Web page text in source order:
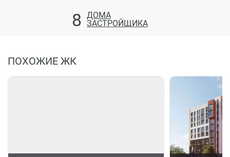
8 ДОМА
ЗАСТРОЙЩИКА
ПОХОЖИЕ ЖК